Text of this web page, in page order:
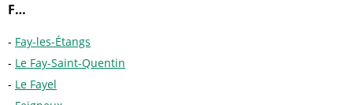
F…
Fay-les-Étangs
Le Fay-Saint-Quentin
Le Fayel